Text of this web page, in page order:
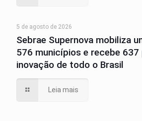
5 de agosto de 2026
Sebrae Supernova mobiliza
576 municípios e recebe
inovação de todo o Brasil
Leia mais